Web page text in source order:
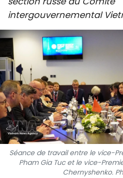
PAYS NATAL
PHOTO
VIDÉO
intergouvernemental
Séance de travail entre le vice-
Pham Gia Tuc et le vice-
Chernyshenko.